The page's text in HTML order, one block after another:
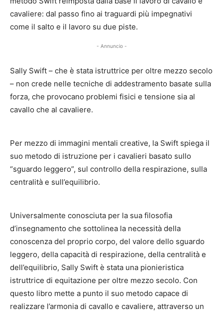
cavaliere: dal passo fino ai traguardi più impegnativi
come il salto e il lavoro su due piste.
- Annuncio -
Sally Swift – che è stata istruttrice per oltre mezzo secolo
– non crede nelle tecniche di addestramento basate sulla
forza, che provocano problemi fisici e tensione sia al
cavallo che al cavaliere.
Per mezzo di immagini mentali creative, la Swift spiega il
suo metodo di istruzione per i cavalieri basato sullo
“sguardo leggero”, sul controllo della respirazione, sulla
centralità e sull’equilibrio.
Universalmente conosciuta per la sua filosofia
d’insegnamento che sottolinea la necessità della
conoscenza del proprio corpo, del valore dello sguardo
leggero, della capacità di respirazione, della centralità e
dell’equilibrio, Sally Swift è stata una pionieristica
istruttrice di equitazione per oltre mezzo secolo. Con
questo libro mette a punto il suo metodo capace di
realizzare l’armonia di cavallo e cavaliere, attraverso un